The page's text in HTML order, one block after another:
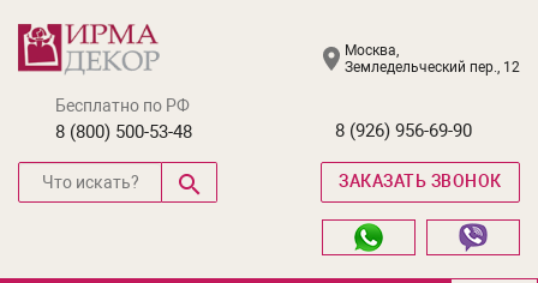
Москва,
Земледельческий пер., 12
Бесплатно по РФ
8 (800) 500-53-48 8 (926) 956-69-90
ЗАКАЗАТЬ ЗВОНОК